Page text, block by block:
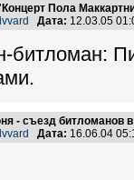
Пола
Дата: 12.03.05
битломан:
- съезд битломанов
Дата: 16.06.04